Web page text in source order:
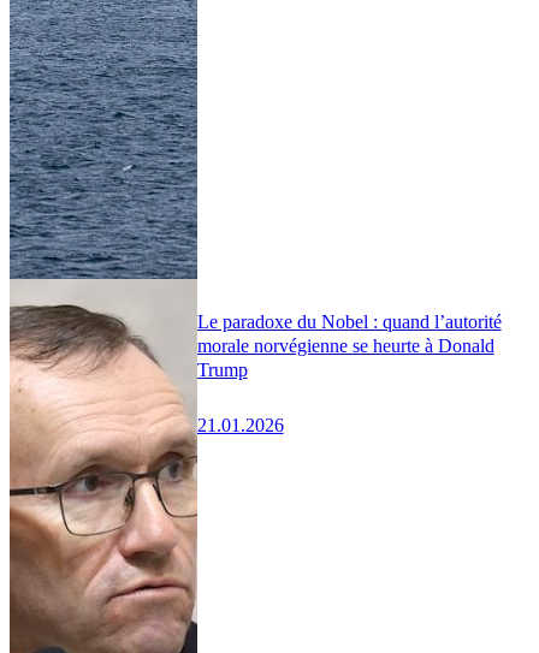
Le paradoxe du Nobel : quand l’autorité
morale norvégienne se heurte à Donald
Trump
21.01.2026